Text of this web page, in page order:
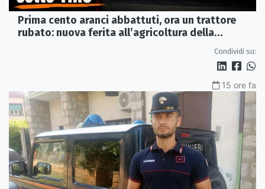
Prima cento aranci abbattuti, ora un trattore
rubato: nuova ferita all’agricoltura della
Condividi su:
15 ore fa